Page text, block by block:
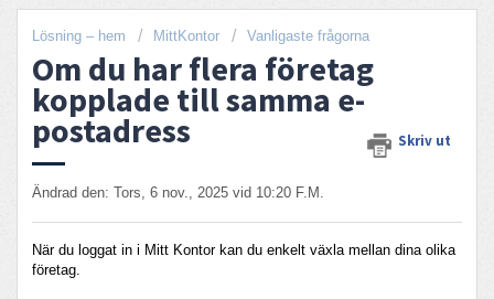
Lösning – hem MittKontor Vanligaste frågorna
Om du har flera företag
kopplade till samma e-
postadress Skriv ut
Ändrad den: Tors, 6 nov., 2025 vid 10:20 F.M.
När du loggat in i Mitt Kontor kan du enkelt växla mellan dina olika
företag.